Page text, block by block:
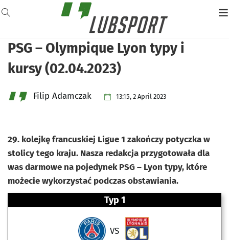
PSG – Olympique Lyon typy i
kursy (02.04.2023)
Filip Adamczak 13:15, 2 April 2023
29. kolejkę francuskiej Ligue 1 zakończy potyczka w
stolicy tego kraju. Nasza redakcja przygotowała dla
was darmowe na pojedynek PSG – Lyon typy, które
możecie wykorzystać podczas obstawiania.
Typ 1
VS